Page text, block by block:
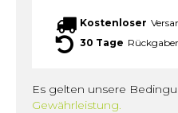
Kostenloser
30 Tage
Es gelten unsere
Gewährleistung.